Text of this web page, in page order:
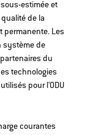
estimée et
de la
permanente. Les
système de
du
technologies
pour l'ODU
courantes